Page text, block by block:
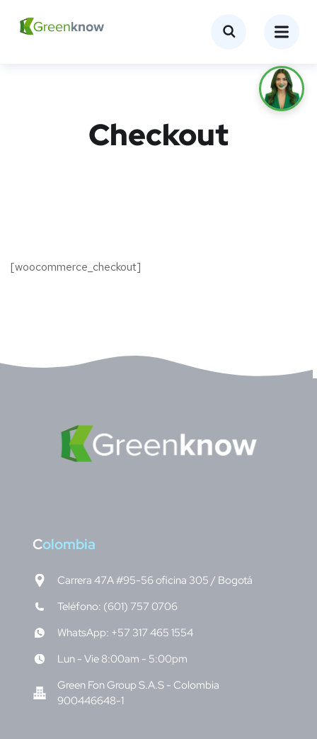
Checkout
[woocommerce_checkout]
Colombia
Carrera 47A #95-56 oficina 305 / Bogotá
Teléfono: (601) 757 0706
WhatsApp: +57 317 465 1554
Lun - Vie 8:00am - 5:00pm
Green Fon Group S.A.S - Colombia
900446648-1